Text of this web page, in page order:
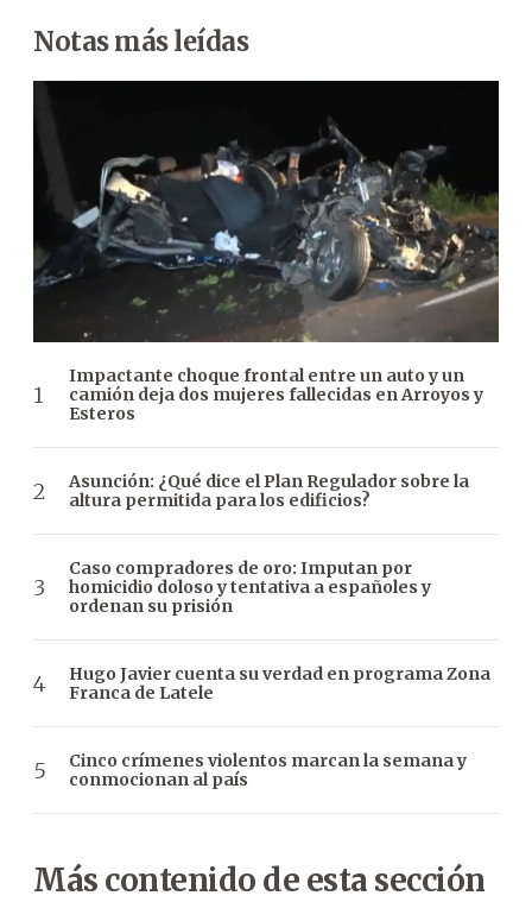
Notas más leídas
Impactante choque frontal entre un auto y un
camión deja dos mujeres fallecidas en Arroyos y
Esteros
Asunción: ¿Qué dice el Plan Regulador sobre la
altura permitida para los edificios?
Caso compradores de oro: Imputan por
homicidio doloso y tentativa a españoles y
ordenan su prisión
Hugo Javier cuenta su verdad en programa Zona
Franca de Latele
Cinco crímenes violentos marcan la semana y
conmocionan al país
Más contenido de esta sección